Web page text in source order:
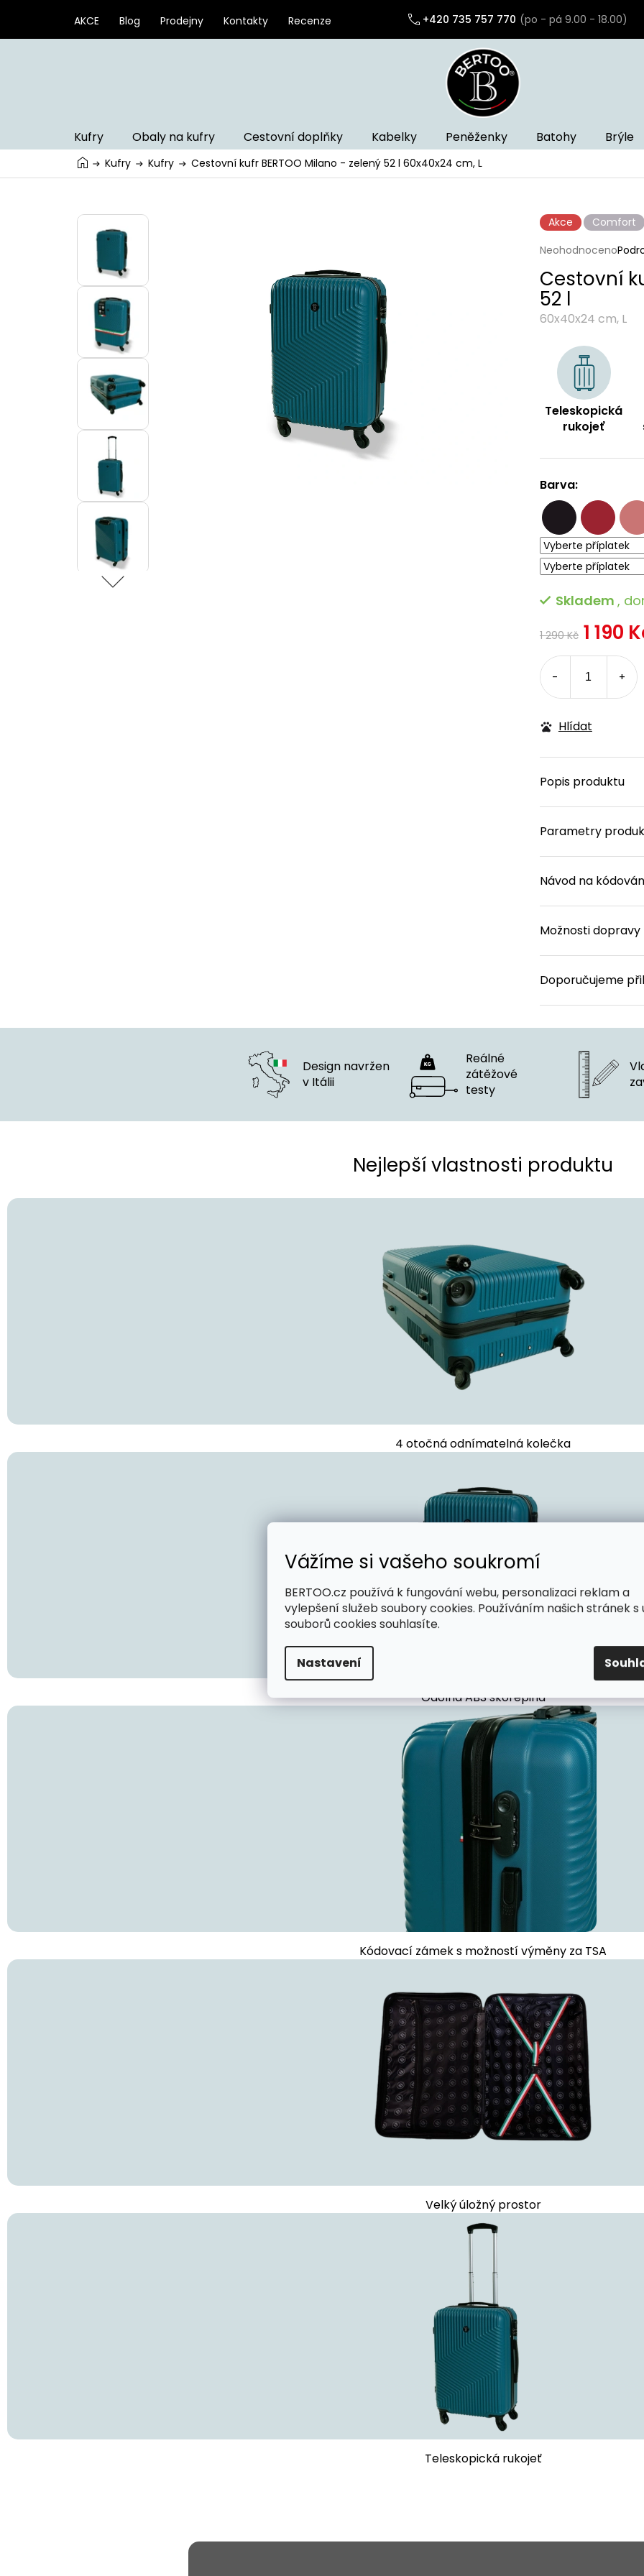
Vážíme si vašeho soukromí
BERTOO.cz používá k fungování webu, personalizaci reklam a
vylepšení služeb soubory cookies. Používáním našich stránek s
souborů cookies souhlasíte.
Nastavení
+420 735 757 770
AKCE Blog Prodejny Kontakty Recenze
Kufry Obaly na kufry Cestovní doplňky Kabelky Peněženky Batohy Brýle
Kufry Kufry Cestovní kufr BERTOO Milano - zelený 52 l 60x40x24 cm, L
1 290 Kč 1 190
Skladem ,
Hlídat
Akce
Comfort
Průměrné
produktu
je
0,0
z
hvězdiček.
Neohodnoceno
Cestovní
52 l
60x40x24 cm, L
Teleskopická
rukojeť
Popis produktu
Parametry
Návod na
Možnosti dopravy
Doporučujeme
Barva:
Design navržen
v Itálii
Reálné
zátěžové
testy
Nejlepší vlastnosti produktu
4 otočná odnímatelná kolečka
Odolná ABS skořepina
Kódovací zámek s možností výměny za TSA
Velký úložný prostor
Teleskopická rukojeť